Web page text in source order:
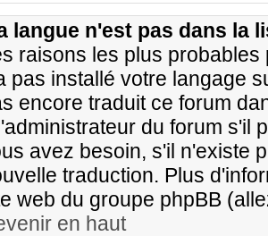
langue n'est pas dans la
raisons les plus
pas installé votre langage
encore traduit ce forum
du forum s'il
avez besoin, s'il n'existe
traduction. Plus
web du groupe phpBB
en haut